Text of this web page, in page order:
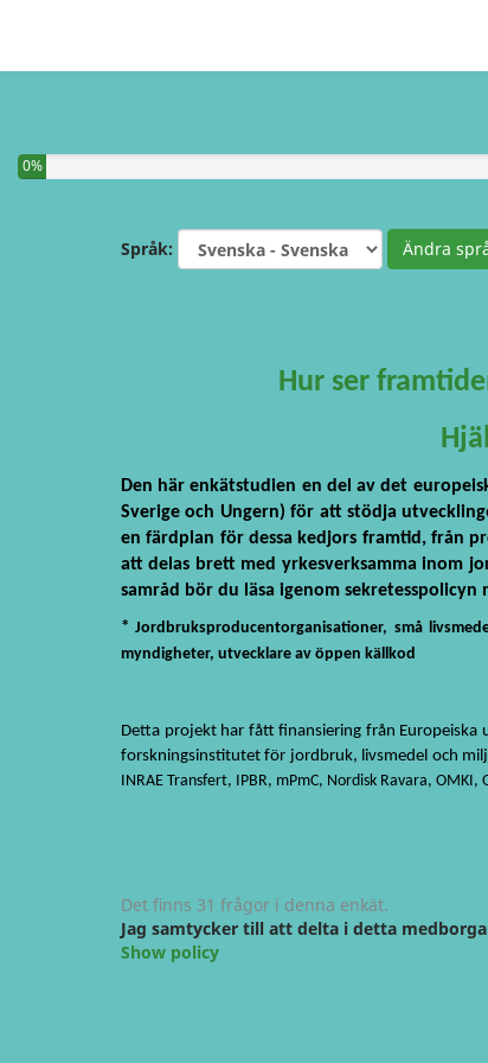
You have completed 0% of this survey
0%
Språk: Ändra
Hur ser
Den här enkätstudien en del av det
Sverige och Ungern) för att stödja
en färdplan för dessa kedjors framtid, från
att delas brett med yrkesverksamma inom
samråd bör du läsa igenom
*Jordbruksproducentorganisationer, små
myndigheter, utvecklare av öppen källkod
Detta projekt har fått finansiering från
forskningsinstitutet för jordbruk, livsmedel och
INRAE Transfert, IPBR, mPmC, Nordisk Ravara, OMKI,
Det finns 31 frågor i denna enkät.
Jag samtycker till att delta i detta
Show policy